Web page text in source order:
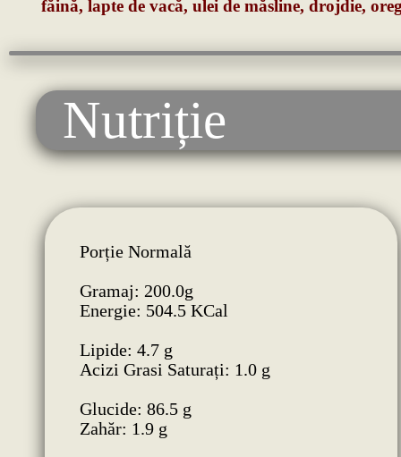
făină, lapte de vacă, ulei de măsline, drojdie,
Nutriție
Porție Normală
Gramaj: 200.0g
Energie: 504.5 KCal
Lipide: 4.7 g
Acizi Grasi Saturați: 1.0 g
Glucide: 86.5 g
Zahăr: 1.9 g